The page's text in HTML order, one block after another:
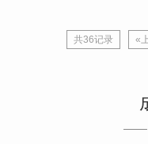
共36记录 «